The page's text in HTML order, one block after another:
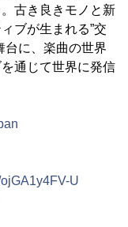
古き良きモノと新
ブが生まれる”交
台に、楽曲の世界
通じて世界に発信
U